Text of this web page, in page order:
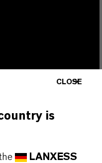
CLOSE
is
LANXESS